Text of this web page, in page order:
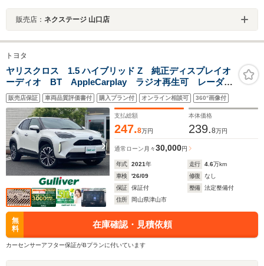
販売店： ネクステージ 山口店
トヨタ
ヤリスクロス 1.5 ハイブリッド Z 純正ディスプレイオ
ーディオ BT AppleCarplay ラジオ再生可 レーダー
クルーズコントロール レーンアシスト プリクラッシ
ュセーフティ コーナーセンサー BSM ハーフレザー
シート
販売店保証 車両品質評価書付 購入プラン付 オンライン相談可 360°画像付
支払総額
247.8万円
本体価格
239.8万円
通常ローン 月々30,000円
年式 2021年 走行 4.6万km
車検
'26/09 修復
なし
保証
保証付 整備
法定整備付
住所
岡山県津山市
無
料
在庫確認・見積依頼
カーセンサーアフター保証がBプランに付いています